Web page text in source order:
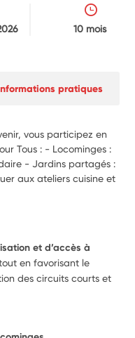
10 mois
pratiques
vous participez en
Tous : - Locominges :
- Jardins partagés :
aux ateliers cuisine et
et d’accès à
en favorisant le
des circuits courts et